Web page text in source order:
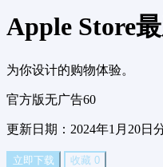
Apple Store
为你设计的购物体验。
官方版无广告60
更新日期：2024年1月20日
立即下载 收藏 0